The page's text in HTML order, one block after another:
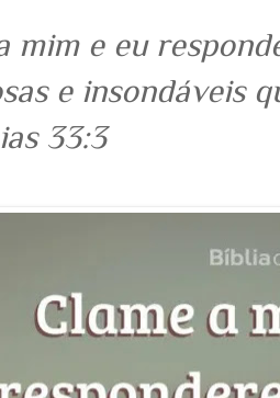
mim e eu
e insondáveis
33:3